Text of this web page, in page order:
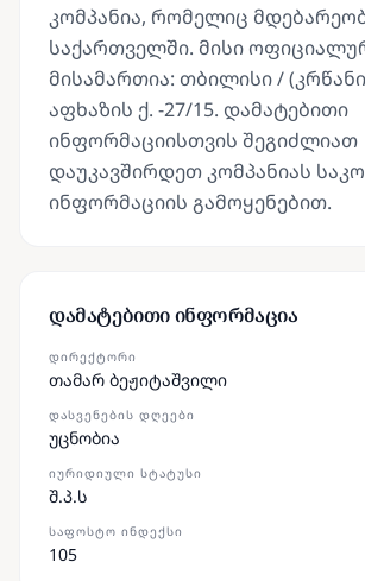
კომპანია, რომელიც
საქართველში. მისი
მისამართია: თბილისი /
აფხაზის ქ. -27/15. დამატებითი
ინფორმაციისთვის შეგიძლიათ
დაუკავშირდეთ კომპანიას
ინფორმაციის გამოყენებით.
დამატებითი ინფორმაცია
ᲓᲘᲠᲔᲥᲢᲝᲠᲘ
თამარ ბეჟიტაშვილი
ᲓᲐᲡᲕᲔᲜᲔᲑᲘᲡ ᲓᲦᲔᲔᲑᲘ
უცნობია
ᲘᲣᲠᲘᲓᲘᲣᲚᲘ ᲡᲢᲐᲢᲣᲡᲘ
შ.პ.ს
ᲡᲐᲤᲝᲡᲢᲝ ᲘᲜᲓᲔᲥᲡᲘ
105